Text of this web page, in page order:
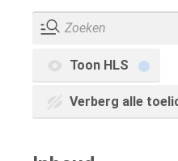
Toon HLS
Verberg alle